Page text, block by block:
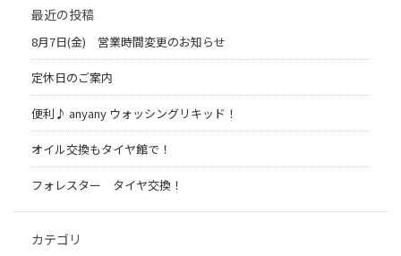
最近の投稿
8月7日(金) 営業時間変更のお知らせ
定休日のご案内
便利♪ anyany ウォッシングリキッド！
オイル交換もタイヤ館で！
フォレスター タイヤ交換！
カテゴリ